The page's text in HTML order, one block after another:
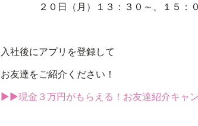
２０日（月）１３：３０～、１５：０
入社後にアプリを登録して
お友達をご紹介ください！
▶▶現金３万円がもらえる！お友達紹介キャ